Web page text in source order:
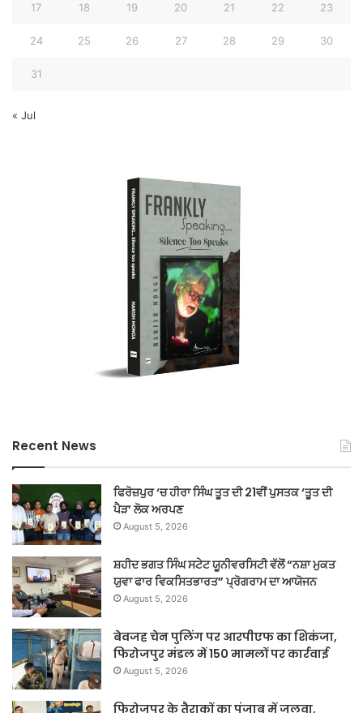
17 18 19 20 21 22 23
24 25 26 27 28 29 30
31
« Jul
Recent News
ਫਿਰੋਜ਼ਪੁਰ ‘ਚ ਹੀਰਾ ਸਿੰਘ ਤੂਤ ਦੀ 21ਵੀਂ ਪੁਸਤਕ ‘ਤੂਤ ਦੀ
ਪੈੜ’ ਲੋਕ ਅਰਪਣ
August 5, 2026
ਸ਼ਹੀਦ ਭਗਤ ਸਿੰਘ ਸਟੇਟ ਯੂਨੀਵਰਸਿਟੀ ਵੱਲੋਂ “ਨਸ਼ਾ ਮੁਕਤ
ਯੁਵਾ ਫਾਰ ਵਿਕਸਿਤਭਾਰਤ” ਪ੍ਰੋਗਰਾਮ ਦਾ ਆਯੋਜਨ
August 5, 2026
बेवजह चेन पुलिंग पर आरपीएफ का शिकंजा,
फिरोजपुर मंडल में 150 मामलों पर कार्रवाई
August 5, 2026
फिरोजपुर के तैराकों का पंजाब में जलवा,